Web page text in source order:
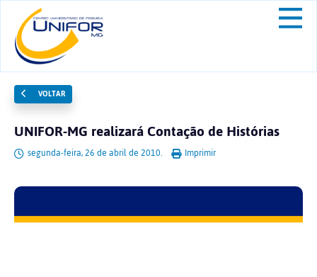
VOLTAR
UNIFOR-MG realizará Contação de Histórias
segunda-feira, 26 de abril de 2010. Imprimir